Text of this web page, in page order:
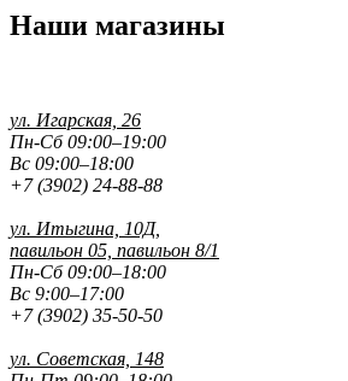
Наши магазины
ул. Игарская, 26
Пн-Сб 09:00–19:00
Вс 09:00–18:00
+7 (3902) 24-88-88
ул. Итыгина, 10Д,
павильон 05, павильон 8/1
Пн-Сб 09:00–18:00
Вс 9:00–17:00
+7 (3902) 35-50-50
ул. Советская, 148